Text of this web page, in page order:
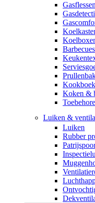
Gasflessen
Barbecues
Koken &
Luiken &
Luiken
Rubber